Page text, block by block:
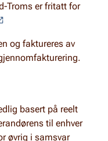
Troms er fritatt for
og faktureres av
basert på reelt
til enhver
øvrig i samsvar